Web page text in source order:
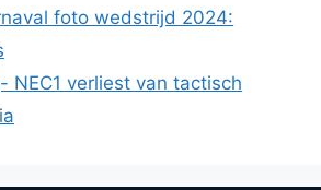
foto wedstrijd 2024:
NEC1 verliest van tactisch